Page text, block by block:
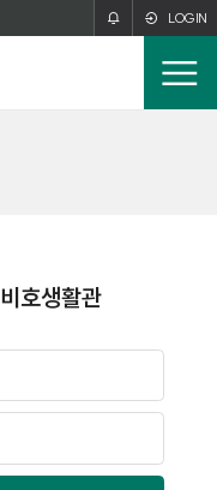
LOGIN
전
체
비호생활관